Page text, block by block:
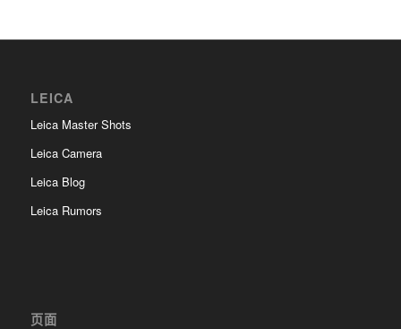
LEICA
Leica Master Shots
Leica Camera
Leica Blog
Leica Rumors
页面